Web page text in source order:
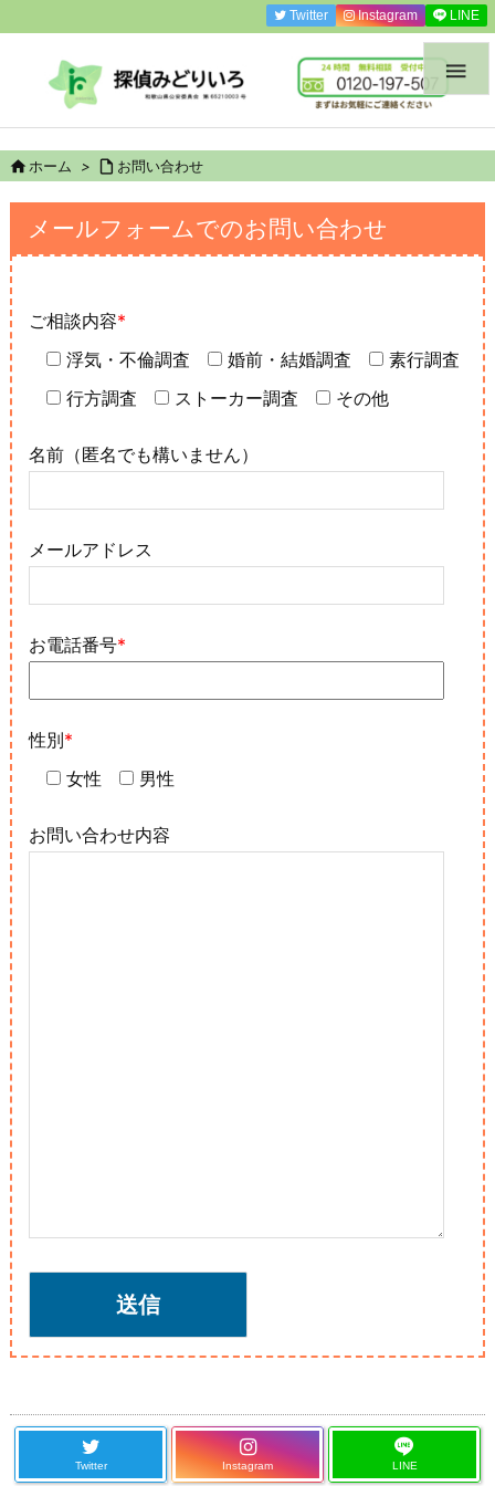

Twitter Instagram LINE
ホーム >  お問い合わせ
メールフォームでのお問い合わせ
ご相談内容*
浮気・不倫調査
婚前・結婚調査
素行調査
行方調査
ストーカー調査 その他
名前（匿名でも構いません）
メールアドレス
お電話番号*
性別*
女性
男性
お問い合わせ内容
Twitter Instagram LINE